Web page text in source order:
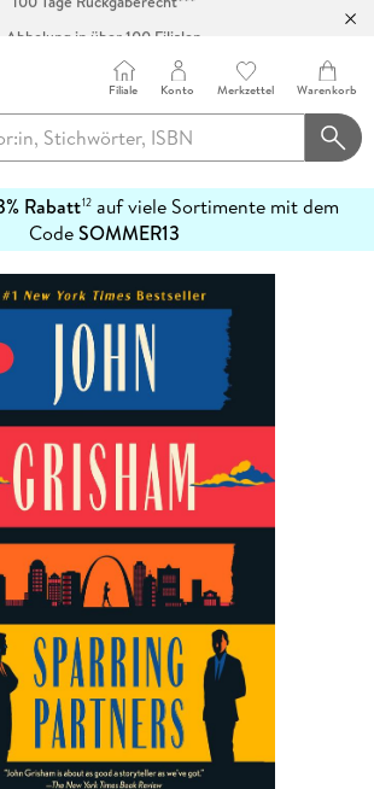
Abholung in über 100 Filialen
Filiale Konto Merkzettel Warenkorb
Rabatt12auf viele Sortimente mit dem
CodeSOMMER13